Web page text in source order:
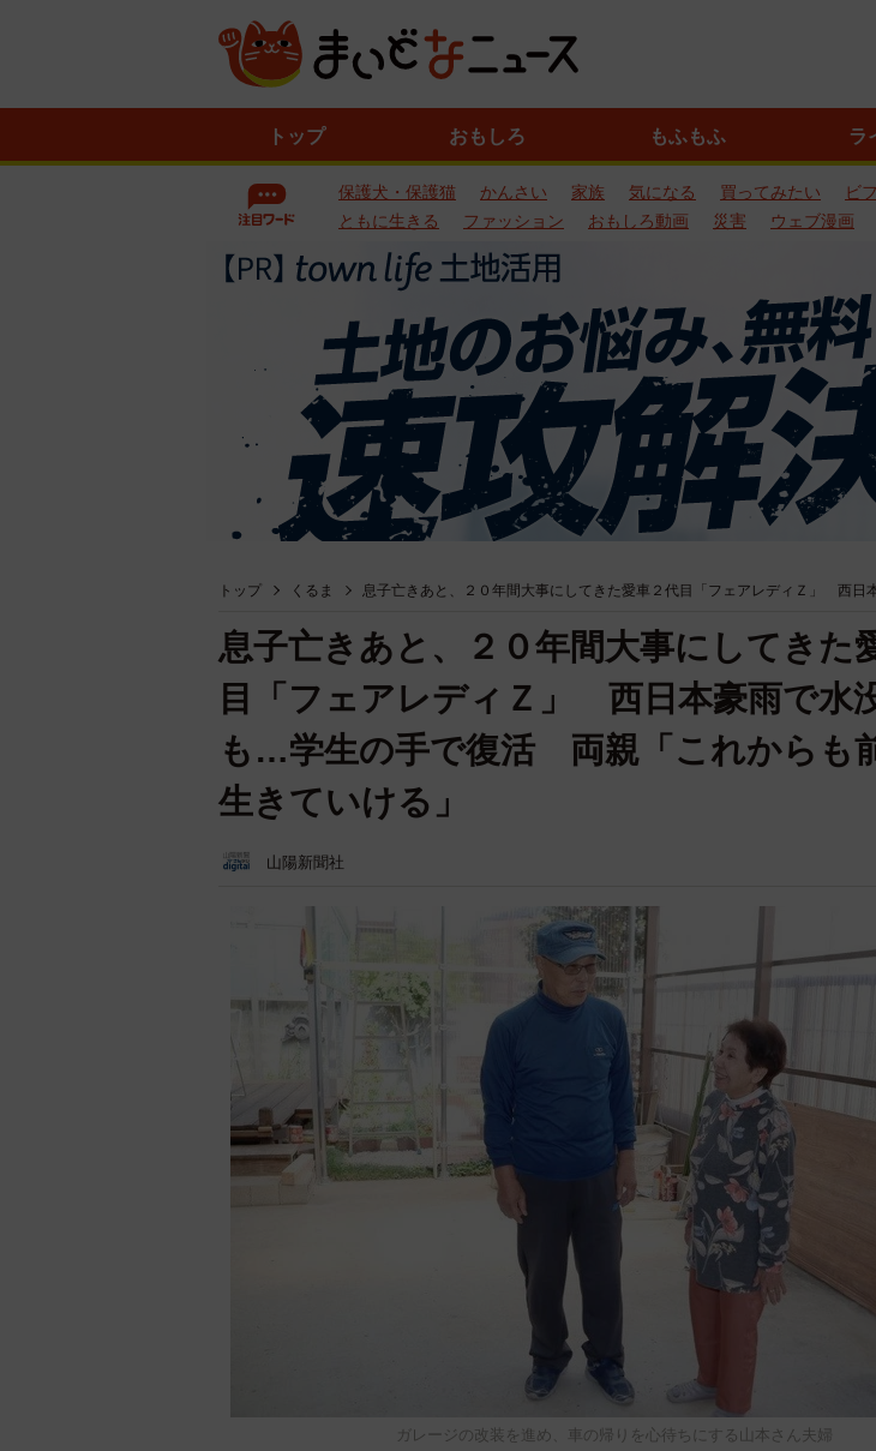
トップ おもしろ もふもふ ラ
保護犬・保護猫 かんさい 家族 気になる 買ってみたい ビ
ともに生きる
ファッション おもしろ動画 災害 ウェブ漫画
トップ くるま 息子亡きあと、２０年間大事にしてきた愛車２代目「フェアレディＺ」 西日
息子亡きあと、２０年間大事にしてきた
目「フェアレディＺ」 西日本豪雨で水
も…学生の手で復活 両親「これからも
生きていける」
山陽新聞社
ガレージの改装を進め、車の帰りを心待ちにする山本さん夫婦